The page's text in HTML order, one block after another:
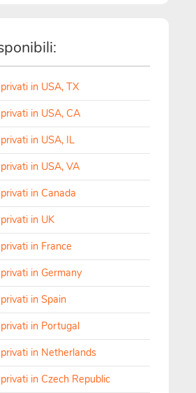
in USA, TX
in USA, CA
in USA, IL
in USA, VA
in Canada
in UK
in France
in Germany
in Spain
in Portugal
in Netherlands
in Czech Republic